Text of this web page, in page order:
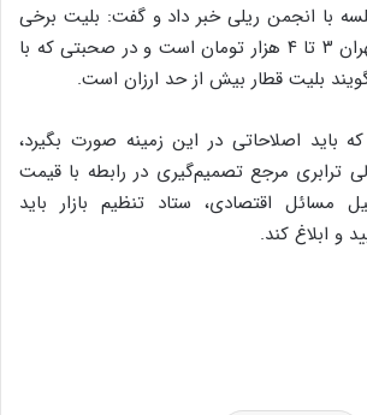
جلسه با انجمن ریلی خبر داد و گفت: بلیت برخی
قطارهای حومه ای تهران ۳ تا ۴ هزار تومان است و در صحبتی که با
بلیت قطار بیش از حد ارزان است.
باید اصلاحاتی در این زمینه صورت بگیرد،
ترابری مرجع تصمیم‌گیری در رابطه با قیمت
مسائل اقتصادی، ستاد تنظیم بازار باید
و ابلاغ کند.